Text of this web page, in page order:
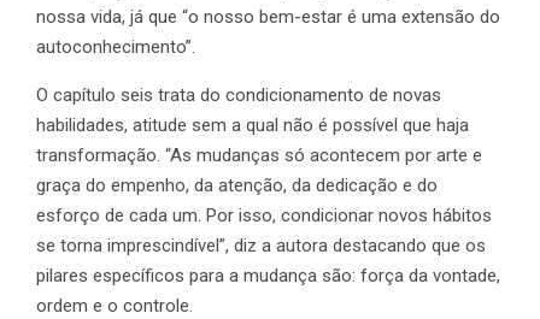
nossa vida, já que “o nosso bem-estar é uma extensão do
autoconhecimento”.
O capítulo seis trata do condicionamento de novas
habilidades, atitude sem a qual não é possível que haja
transformação. “As mudanças só acontecem por arte e
graça do empenho, da atenção, da dedicação e do
esforço de cada um. Por isso, condicionar novos hábitos
se torna imprescindível”, diz a autora destacando que os
pilares específicos para a mudança são: força da vontade,
ordem e o controle.